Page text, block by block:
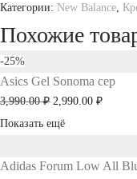
Категории: New Balance,
Похожие
-25%
Asics Gel Sonoma сер
3,990.00₽ Первоначальная
цена
3,990.00 ₽.
2,990.00 ₽Текущая
Показать ещё
Adidas Forum Low All